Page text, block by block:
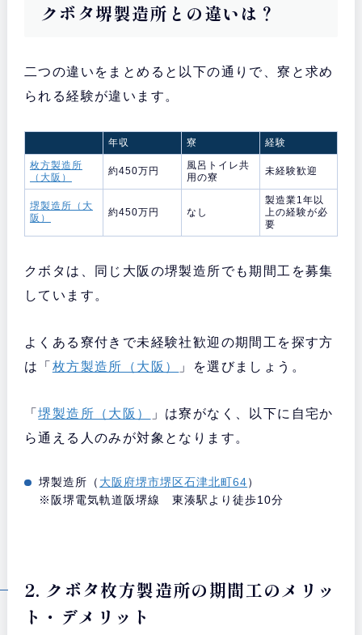
クボタ堺製造所との違いは？
二つの違いをまとめると以下の通りで、寮と求め
られる経験が違います。
年収 寮
経験
枚方製造所
（大阪）
約450万円
風呂トイレ共
用の寮
未経験歓迎
堺製造所（大
阪）
約450万円 なし
製造業1年以
上の経験が必
要
クボタは、同じ大阪の堺製造所でも期間工を募集
しています。
よくある寮付きで未経験社歓迎の期間工を探す方
は「 枚方製造所（大阪） 」を選びましょう。
「堺製造所（大阪）
」は寮がなく、以下に自宅か
ら通える人のみが対象となります。
堺製造所（ 大阪府堺市堺区石津北町64）
※阪堺電気軌道阪堺線 東湊駅より徒歩10分
2. クボタ枚方製造所の期間工のメリッ
ト・デメリット